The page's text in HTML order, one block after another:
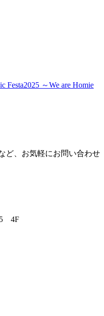
～We are Homie
ど、お気軽にお問い合わせ
4F